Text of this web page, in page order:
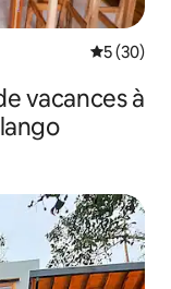
5 (30)
vacances à